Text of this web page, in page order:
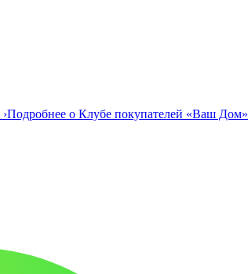
›Подробнее о Клубе покупателей «Ваш Дом»